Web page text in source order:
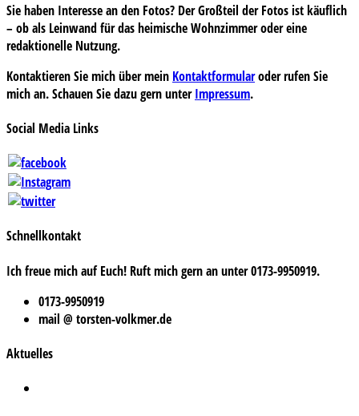
Sie haben Interesse an den Fotos? Der Großteil der Fotos ist käuflich
– ob als Leinwand für das heimische Wohnzimmer oder eine
redaktionelle Nutzung.
Kontaktieren Sie mich über mein Kontaktformularoder rufen Sie
mich an. Schauen Sie dazu gern unterImpressum.
Social Media Links
Schnellkontakt
Ich freue mich auf Euch! Ruft mich gern an unter 0173-9950919.
0173-9950919
mail @ torsten-volkmer.de
Aktuelles